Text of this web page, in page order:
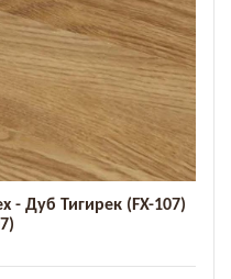
- Дуб Тигирек (FX-107)